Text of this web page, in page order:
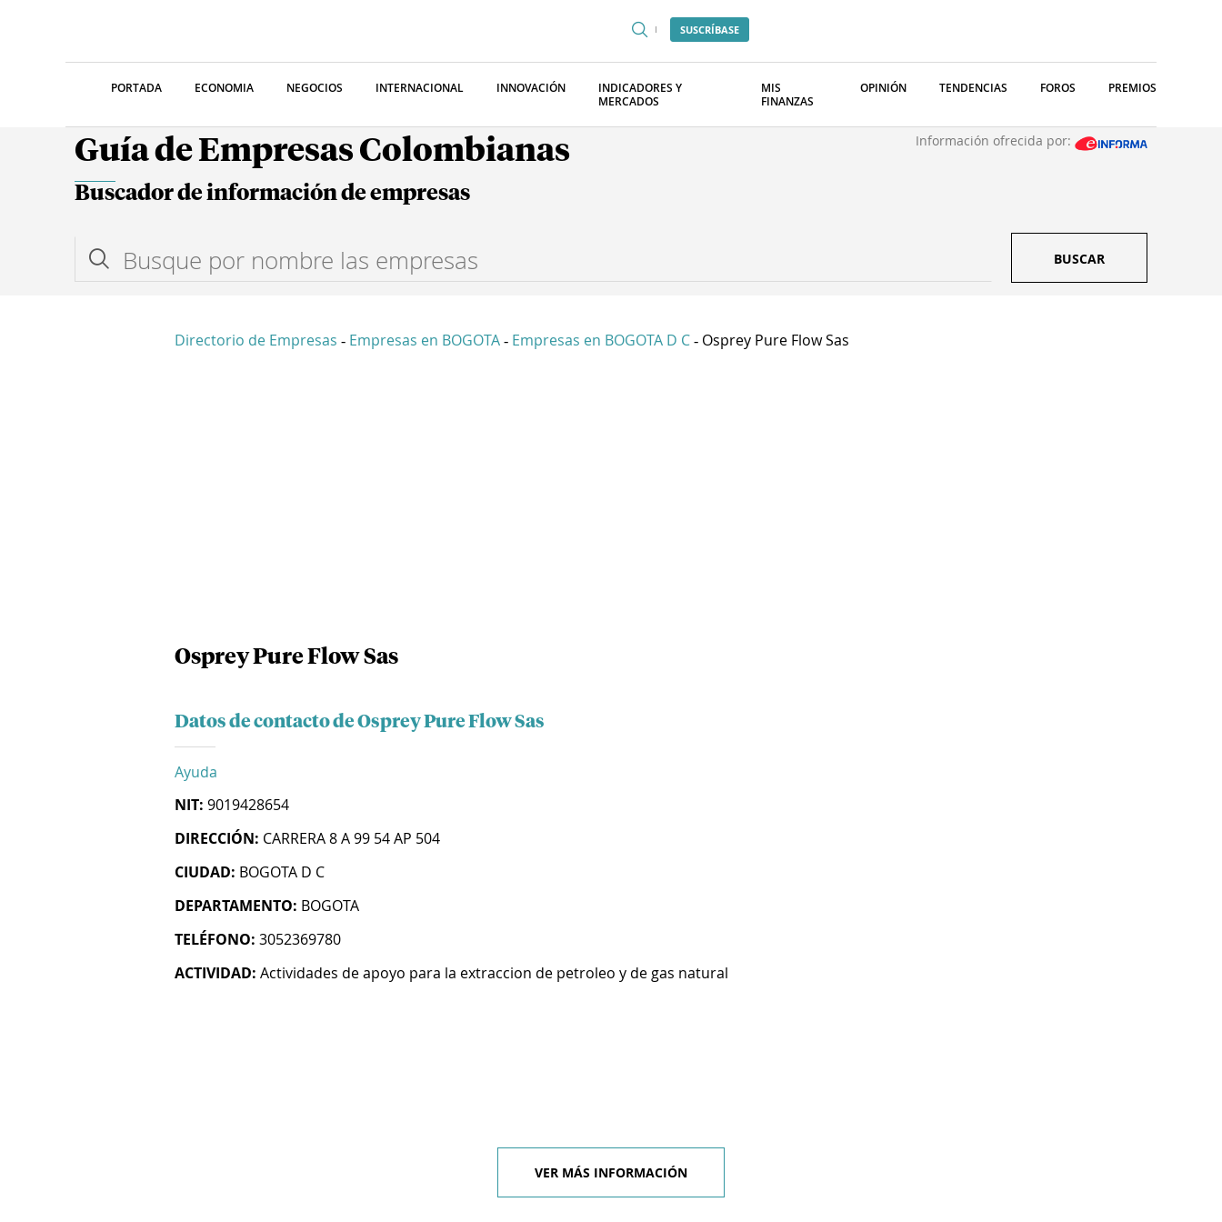
SUSCRÍBASE
PORTADA ECONOMIA NEGOCIOS INTERNACIONAL INNOVACIÓN
INDICADORES Y
MERCADOS
MIS
FINANZAS
OPINIÓN TENDENCIAS FOROS PREMIOS
Guía de Empresas Colombianas Información ofrecida por:
Buscador de información de empresas
BUSCAR
Directorio de Empresas - Empresas en BOGOTA - Empresas en BOGOTA D C - Osprey Pure Flow Sas
Osprey Pure Flow Sas
Datos de contacto de Osprey Pure Flow Sas
Ayuda
NIT: 9019428654
DIRECCIÓN: CARRERA 8 A 99 54 AP 504
CIUDAD: BOGOTA D C
DEPARTAMENTO: BOGOTA
TELÉFONO: 3052369780
ACTIVIDAD: Actividades de apoyo para la extraccion de petroleo y de gas natural
VER MÁS INFORMACIÓN